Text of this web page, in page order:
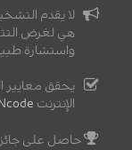
لا يقدم
هي لغرض
واستشارة
يحقق معايير
الإنترنت
حاصل على